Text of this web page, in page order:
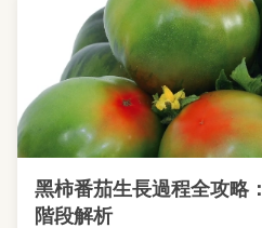
黑柿番茄生長過程全攻略
階段解析